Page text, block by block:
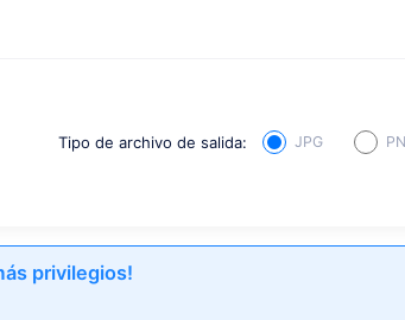
Tipo de archivo de salida: JPG
privilegios!